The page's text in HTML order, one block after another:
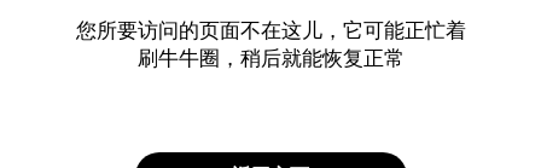
您所要访问的页面不在这儿，它可能正忙着
刷牛牛圈，稍后就能恢复正常